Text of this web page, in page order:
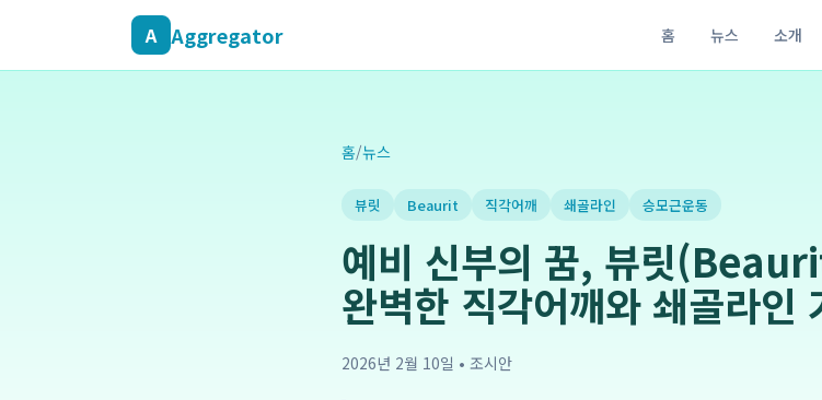
A Aggregator 홈 뉴스 소개
홈/뉴스
뷰릿 Beaurit 직각어깨 쇄골라인 승모근운동
예비 신부의 꿈, 뷰릿
완벽한 직각어깨와 쇄골라인
2026년 2월 10일 • 조시안